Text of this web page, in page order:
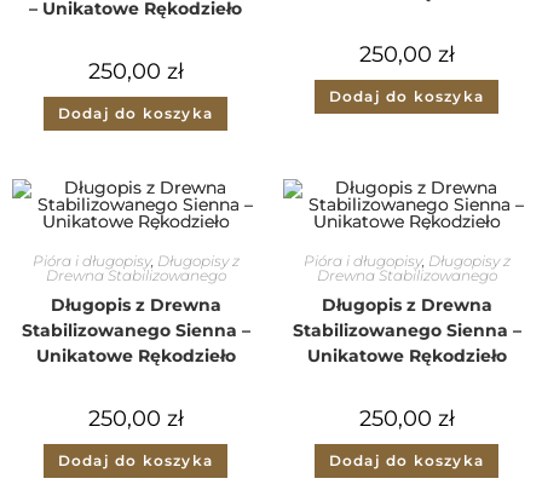
– Unikatowe Rękodzieło
250,00 zł
Dodaj do koszyka
250,00 zł
Dodaj do koszyka
Pióra i długopisy, Długopisy z
Drewna Stabilizowanego
Długopis z Drewna
Stabilizowanego Sienna –
Unikatowe Rękodzieło
250,00 zł
Dodaj do koszyka
Pióra i długopisy, Długopisy z
Drewna Stabilizowanego
Długopis z Drewna
Stabilizowanego Sienna –
Unikatowe Rękodzieło
250,00 zł
Dodaj do koszyka